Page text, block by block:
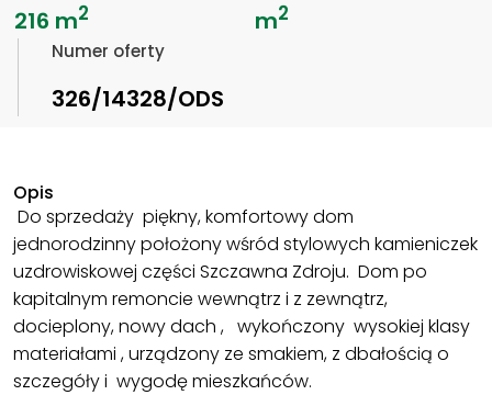
216 m2 m2
Numer oferty
326/14328/ODS
Opis
Do sprzedaży piękny, komfortowy dom
jednorodzinny położony wśród stylowych kamieniczek
uzdrowiskowej części Szczawna Zdroju. Dom po
kapitalnym remoncie wewnątrz i z zewnątrz,
docieplony, nowy dach , wykończony wysokiej klasy
materiałami , urządzony ze smakiem, z dbałością o
szczegóły i wygodę mieszkańców.